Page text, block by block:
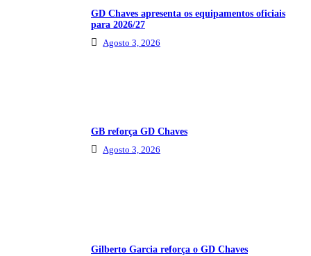
GD Chaves apresenta os equipamentos oficiais
para 2026/27
Agosto 3, 2026
GB reforça GD Chaves
Agosto 3, 2026
Gilberto Garcia reforça o GD Chaves